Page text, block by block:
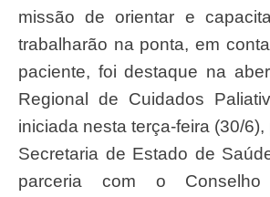
missão de orientar e
trabalharão na ponta, em
paciente, foi destaque na
Regional de Cuidados
iniciada nesta terça-feira (30/
Secretaria de Estado de
parceria com o